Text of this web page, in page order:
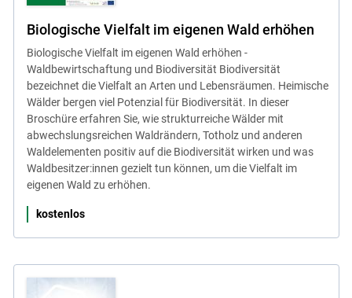
Biologische Vielfalt im eigenen Wald erhöhen
Biologische Vielfalt im eigenen Wald erhöhen -
Waldbewirtschaftung und Biodiversität Biodiversität
bezeichnet die Vielfalt an Arten und Lebensräumen. Heimische
Wälder bergen viel Potenzial für Biodiversität. In dieser
Broschüre erfahren Sie, wie strukturreiche Wälder mit
abwechslungsreichen Waldrändern, Totholz und anderen
Waldelementen positiv auf die Biodiversität wirken und was
Waldbesitzer:innen gezielt tun können, um die Vielfalt im
eigenen Wald zu erhöhen.
kostenlos